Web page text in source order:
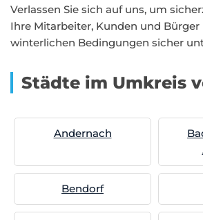
Verlassen Sie sich auf uns, um
Ihre Mitarbeiter, Kunden und Bürger
winterlichen Bedingungen sicher
Städte im Umkreis
Andernach
Bendorf